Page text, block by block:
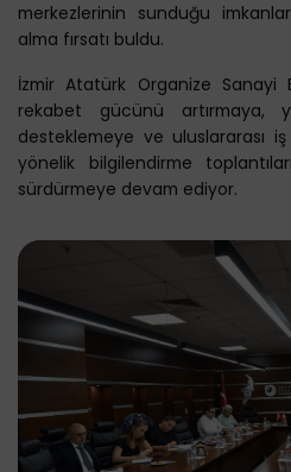
merkezlerinin sunduğu
alma fırsatı buldu.
İzmir Atatürk Organize Sanayi
rekabet gücünü artırmaya,
desteklemeye ve uluslararası
yönelik bilgilendirme
sürdürmeye devam ediyor.